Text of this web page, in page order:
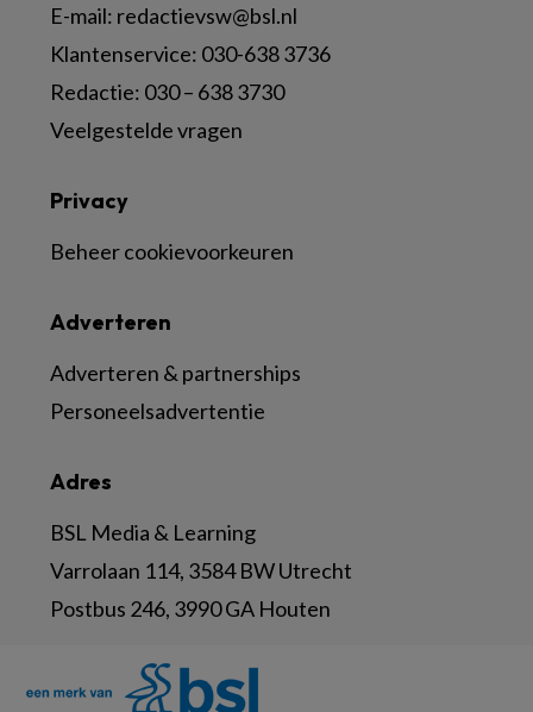
E-mail: redactievsw@bsl.nl
Klantenservice: 030-638 3736
Redactie: 030 – 638 3730
Veelgestelde vragen
Adres
BSL Media & Learning
Varrolaan 114, 3584 BW Utrecht
Postbus 246, 3990 GA Houten
Adverteren
Adverteren & partnerships
Personeelsadvertentie
Privacy
Beheer cookievoorkeuren